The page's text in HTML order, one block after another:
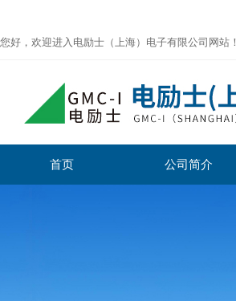
您好，欢迎进入电励士（上海）电子有限公司网站！
首页 公司简介